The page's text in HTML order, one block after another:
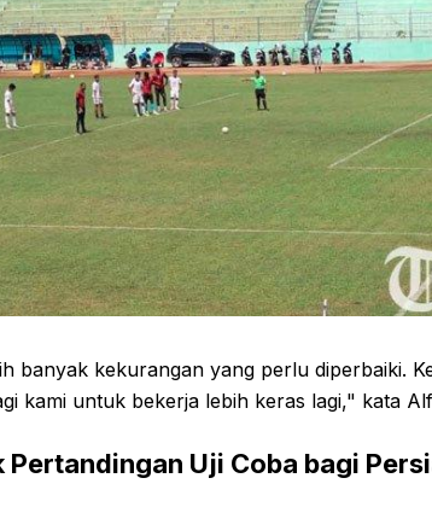
banyak kekurangan yang perlu diperbaiki.
kami untuk bekerja lebih keras lagi," kata
Pertandingan Uji Coba bagi